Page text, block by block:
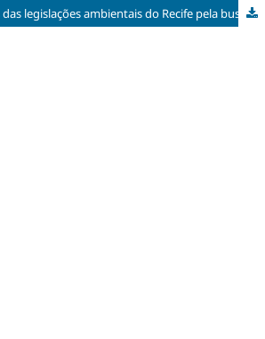
História e desafios das legislações ambientais do Recife pela busca do ambiente ecologicamente equilibrado